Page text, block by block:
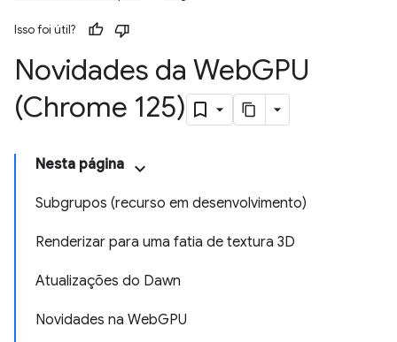
Isso foi útil?
Novidades da WebGPU
(Chrome 125)
Nesta página
Subgrupos (recurso em desenvolvimento)
Renderizar para uma fatia de textura 3D
Atualizações do Dawn
Novidades na WebGPU